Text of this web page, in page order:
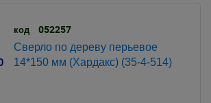
код 052257
Сверло по дереву перьевое
14*150 мм (Хардакс) (35-4-514)